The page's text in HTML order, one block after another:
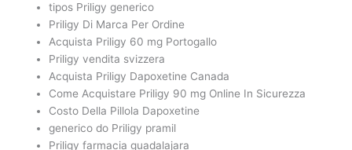
tipos Priligy generico
Priligy Di Marca Per Ordine
Acquista Priligy 60 mg Portogallo
Priligy vendita svizzera
Acquista Priligy Dapoxetine Canada
Come Acquistare Priligy 90 mg Online In Sicurezza
Costo Della Pillola Dapoxetine
generico do Priligy pramil
Priligy farmacia guadalajara